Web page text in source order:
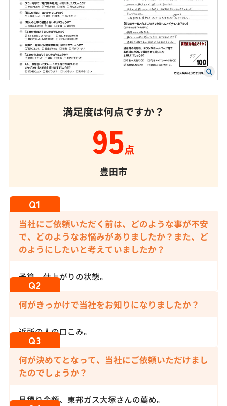
満足度は何点ですか？
95点
豊田市
当社にご依頼いただく前は、どのような事が不安
で、どのようなお悩みがありましたか？また、ど
のようにしたいと考えていましたか？
予算、仕上がりの状態。
何がきっかけで当社をお知りになりましたか？
近所の人の口こみ。
何が決めてとなって、当社にご依頼いただけまし
たのでしょうか？
見積り金額、東邦ガス大塚さんの薦め。